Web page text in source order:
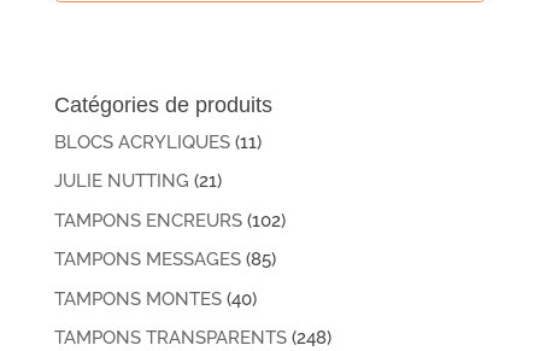
Catégories de produits
BLOCS ACRYLIQUES (11)
JULIE NUTTING (21)
TAMPONS ENCREURS (102)
TAMPONS MESSAGES (85)
TAMPONS MONTES (40)
TAMPONS TRANSPARENTS (248)